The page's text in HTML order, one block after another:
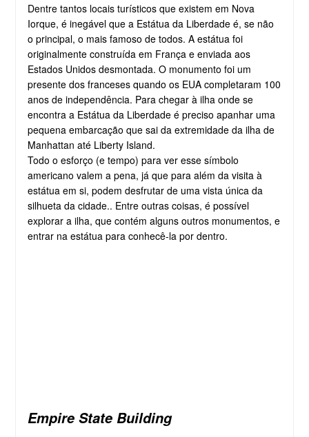
Dentre tantos locais turísticos que existem em Nova
Iorque, é inegável que a Estátua da Liberdade é, se não
o principal, o mais famoso de todos. A estátua foi
originalmente construída em França e enviada aos
Estados Unidos desmontada. O monumento foi um
presente dos franceses quando os EUA completaram 100
anos de independência. Para chegar à ilha onde se
encontra a Estátua da Liberdade é preciso apanhar uma
pequena embarcação que sai da extremidade da ilha de
Manhattan até Liberty Island.
Todo o esforço (e tempo) para ver esse símbolo
americano valem a pena, já que para além da visita à
estátua em si, podem desfrutar de uma vista única da
silhueta da cidade.. Entre outras coisas, é possível
explorar a ilha, que contém alguns outros monumentos, e
entrar na estátua para conhecê-la por dentro.
Empire State Building